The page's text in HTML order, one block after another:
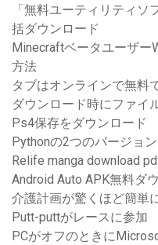
「無料ユーティリティ
括ダウンロード
Minecraftベータユーザー
方法
タブはオンラインで無料
ダウンロード時にファイ
Ps4保存をダウンロード
Pythonの2つのバージョ
Relife manga download
Android Auto APK無料ダ
介護計画が驚くほど簡単
Putt-puttがレースに参加
PCがオフのときに